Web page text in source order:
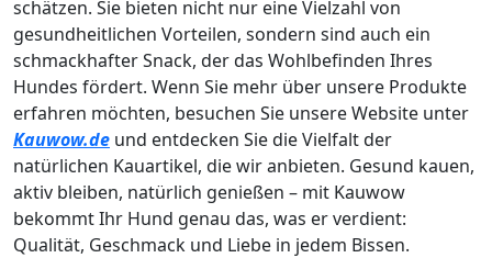
schätzen. Sie bieten nicht nur eine Vielzahl von
gesundheitlichen Vorteilen, sondern sind auch ein
schmackhafter Snack, der das Wohlbefinden Ihres
Hundes fördert. Wenn Sie mehr über unsere Produkte
erfahren möchten, besuchen Sie unsere Website unter
Kauwow.de und entdecken Sie die Vielfalt der
natürlichen Kauartikel, die wir anbieten. Gesund kauen,
aktiv bleiben, natürlich genießen – mit Kauwow
bekommt Ihr Hund genau das, was er verdient:
Qualität, Geschmack und Liebe in jedem Bissen.